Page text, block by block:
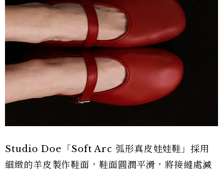
Studio Doe「Soft Arc 弧形真皮娃娃鞋」採用
細緻的羊皮製作鞋面，鞋面圓潤平滑，將接縫處減